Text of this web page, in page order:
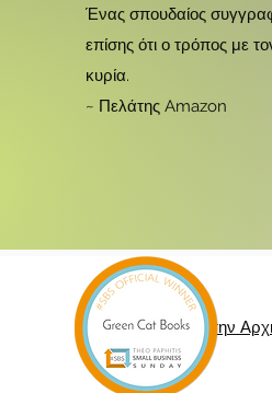
Ένας σπουδαίος
επίσης ότι ο τρόπος με
κυρία.
~ Πελάτης Amazon
Επιστροφή στην